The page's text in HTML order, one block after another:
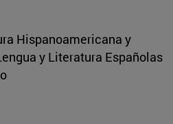
Hispanoamericana y
y Literatura Españolas